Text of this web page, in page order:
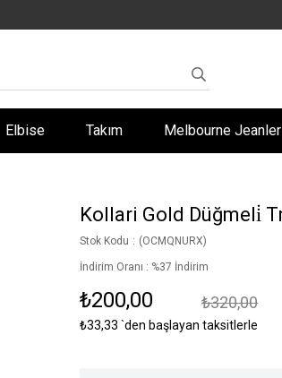
Elbise Takım Melbourne Jeanler
Kollari Gold Düğmeli̇
Stok Kodu (OCMQNURX)
İndirim Oranı : %37 İndirim
₺320,00
₺200,00
₺33,33 `den başlayan taksitlerle